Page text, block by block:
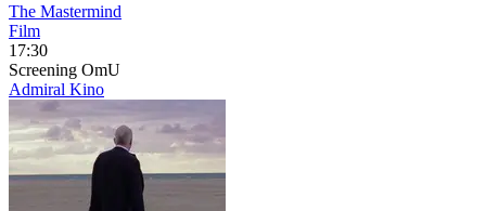
The Mastermind
Film
17:30
Screening OmU
Admiral Kino